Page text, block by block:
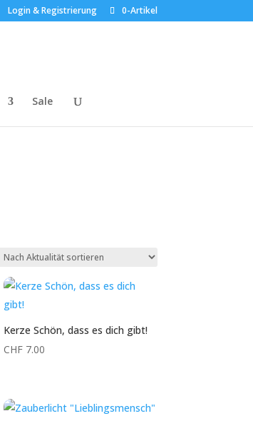
Login & Registrierung 0-Artikel
Sale
Kerze Schön, dass es dich gibt!
CHF 7.00